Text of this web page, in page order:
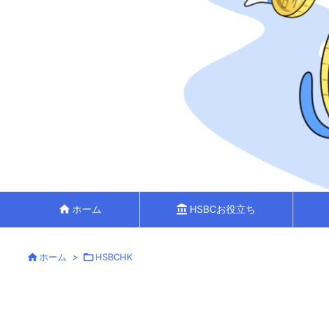
homeホーム account_balanceHSBCお役立ち
ホーム > HSBCHK